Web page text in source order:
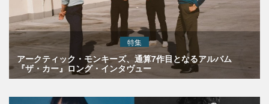
特集
アークティック・モンキーズ、通算7作目となるアルバム
『ザ・カー』ロング・インタヴュー